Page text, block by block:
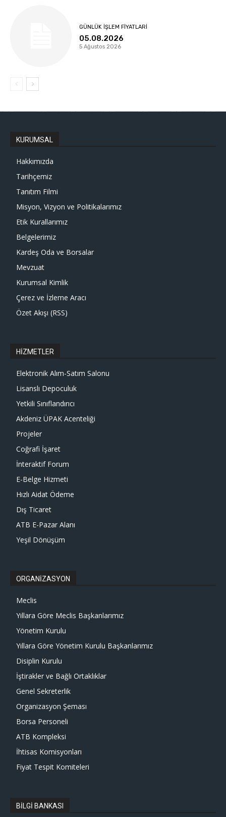
GÜNLÜK İŞLEM FIYATLARI
05.08.2026
5 Ağustos 2026
KURUMSAL
Hakkımızda
Tarihçemiz
Tanıtım Filmi
Misyon, Vizyon ve Politikalarımız
Etik Kurallarımız
Belgelerimiz
Kardeş Oda ve Borsalar
Mevzuat
Kurumsal Kimlik
Çerez ve İzleme Aracı
Özet Akışı (RSS)
HİZMETLER
Elektronik Alım-Satım Salonu
Lisanslı Depoculuk
Yetkili Sınıflandırıcı
Akdeniz ÜPAK Acenteliği
Projeler
Coğrafi İşaret
İnteraktif Forum
E-Belge Hizmeti
Hızlı Aidat Ödeme
Dış Ticaret
ATB E-Pazar Alanı
Yeşil Dönüşüm
ORGANİZASYON
Meclis
Yıllara Göre Meclis Başkanlarımız
Yönetim Kurulu
Yıllara Göre Yönetim Kurulu Başkanlarımız
Disiplin Kurulu
İştirakler ve Bağlı Ortaklıklar
Genel Sekreterlik
Organizasyon Şeması
Borsa Personeli
ATB Kompleksi
İhtisas Komisyonları
Fiyat Tespit Komiteleri
BİLGİ BANKASI